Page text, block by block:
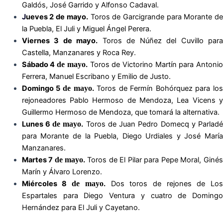
Galdós, José Garrido y Alfonso Cadaval.
Jueves 2 de mayo.Toros de Garcigrande para Morante de
la Puebla, El Juli y Miguel Ángel Perera.
Viernes 3 de mayo. Toros de Núñez del Cuvillo para
Castella, Manzanares y Roca Rey.
Sábado 4de mayo.Toros de Victorino Martín para Antonio
Ferrera, Manuel Escribano y Emilio de Justo.
Domingo 5 de mayo.Toros de Fermín Bohórquez para los
rejoneadores Pablo Hermoso de Mendoza, Lea Vicens y
Guillermo Hermoso de Mendoza, que tomará la alternativa.
Lunes 6de mayo. Toros de Juan Pedro Domecq y Parladé
para Morante de la Puebla, Diego Urdiales y José María
Manzanares.
Martes 7 de mayo.Toros de El Pilar para Pepe Moral, Ginés
Marín y Álvaro Lorenzo.
Miércoles 8de mayo.Dos toros de rejones de Los
Espartales para Diego Ventura y cuatro de Domingo
Hernández para El Juli y Cayetano.